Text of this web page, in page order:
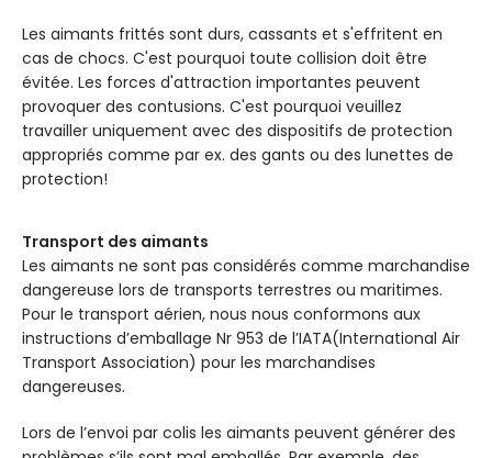
Les aimants frittés sont durs, cassants et s'effritent en
cas de chocs. C'est pourquoi toute collision doit être
évitée. Les forces d'attraction importantes peuvent
provoquer des contusions. C'est pourquoi veuillez
travailler uniquement avec des dispositifs de protection
appropriés comme par ex. des gants ou des lunettes de
protection!
Transport des aimants
Les aimants ne sont pas considérés comme marchandise
dangereuse lors de transports terrestres ou maritimes.
Pour le transport aérien, nous nous conformons aux
instructions d’emballage Nr 953 de l’IATA(International Air
Transport Association) pour les marchandises
dangereuses.
Lors de l’envoi par colis les aimants peuvent générer des